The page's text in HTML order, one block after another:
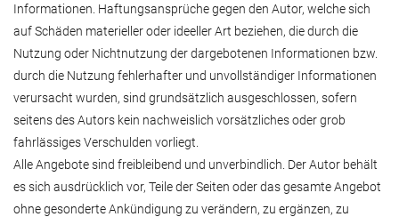
Informationen. Haftungsansprüche gegen den Autor, welche sich
auf Schäden materieller oder ideeller Art beziehen, die durch die
Nutzung oder Nichtnutzung der dargebotenen Informationen bzw.
durch die Nutzung fehlerhafter und unvollständiger Informationen
verursacht wurden, sind grundsätzlich ausgeschlossen, sofern
seitens des Autors kein nachweislich vorsätzliches oder grob
fahrlässiges Verschulden vorliegt.
Alle Angebote sind freibleibend und unverbindlich. Der Autor behält
es sich ausdrücklich vor, Teile der Seiten oder das gesamte Angebot
ohne gesonderte Ankündigung zu verändern, zu ergänzen, zu